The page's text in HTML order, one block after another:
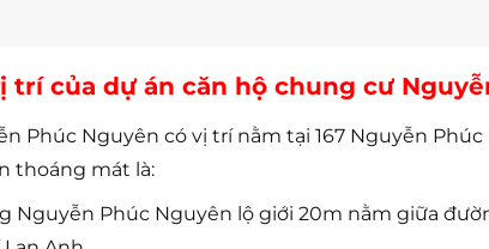
của dự án căn hộ chung cư
Phúc Nguyên có vị trí nằm tại 167 Nguyễn Phúc
thoáng mát là:
Nguyễn Phúc Nguyên lộ giới 20m nằm giữa